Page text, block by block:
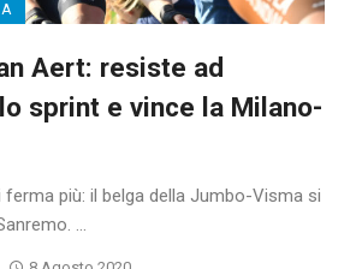
Aert: resiste ad
sprint e vince la Milano-
più: il belga della Jumbo-Visma si
...